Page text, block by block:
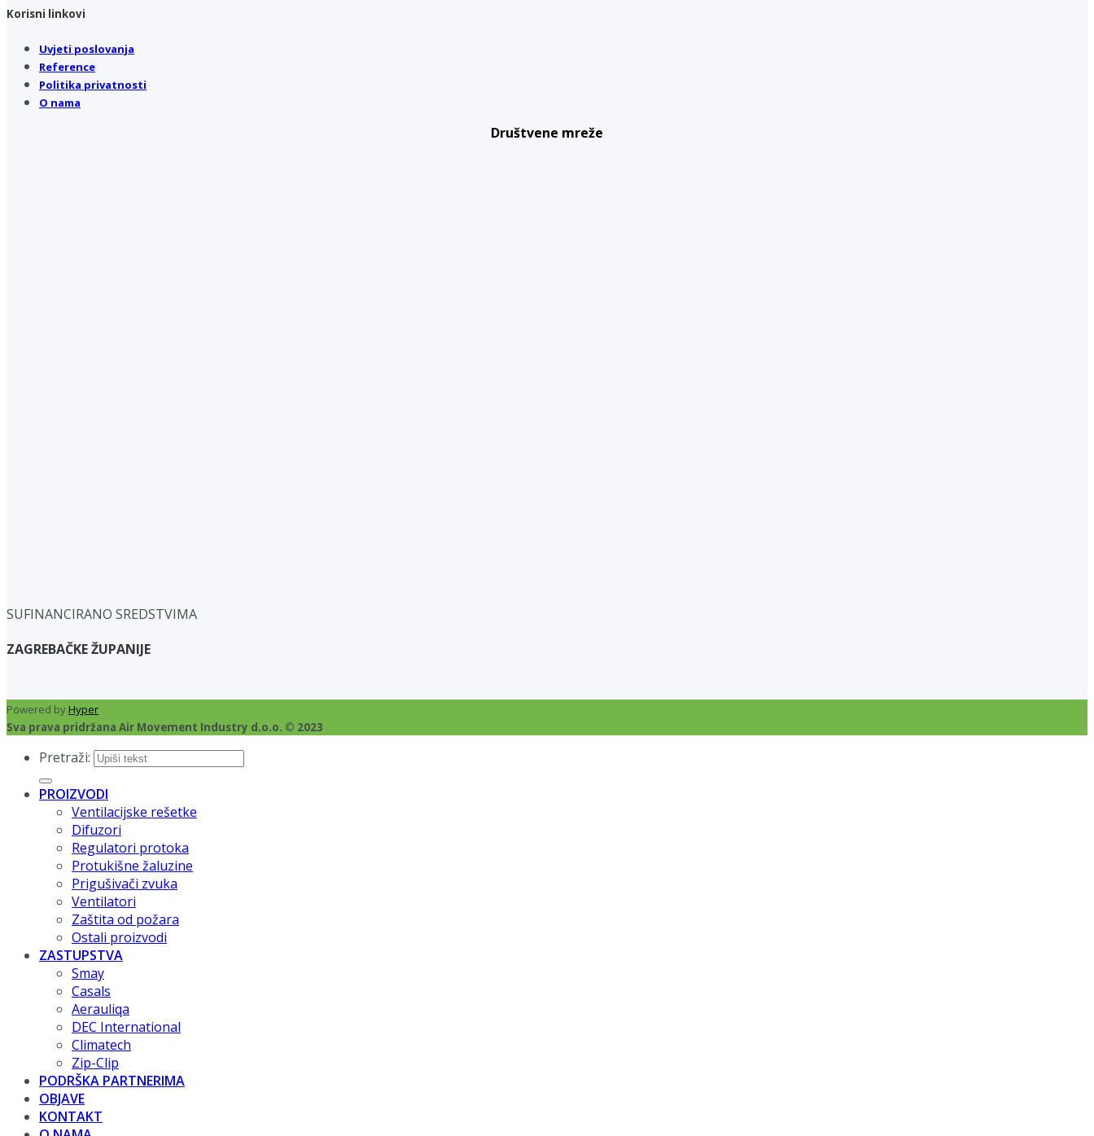
Korisni linkovi
Uvjeti poslovanja
Reference
Politika privatnosti
O nama
Društvene mreže
SUFINANCIRANO SREDSTVIMA
ZAGREBAČKE ŽUPANIJE
Powered byHyper
Sva prava pridržana Air Movement Industry d.o.o. © 2023
Pretraži:
PROIZVODI
Ventilacijske rešetke
Difuzori
Regulatori protoka
Protukišne žaluzine
Prigušivači zvuka
Ventilatori
Zaštita od požara
Ostali proizvodi
ZASTUPSTVA
Smay
Casals
Aerauliqa
DEC International
Climatech
Zip-Clip
PODRŠKA PARTNERIMA
OBJAVE
KONTAKT